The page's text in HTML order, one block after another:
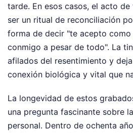
tarde. En esos casos, el acto
ser un ritual de reconciliación
forma de decir "te acepto
conmigo a pesar de todo". La
afilados del resentimiento y
conexión biológica y vital que
La longevidad de estos
una pregunta fascinante sobre
personal. Dentro de ochenta